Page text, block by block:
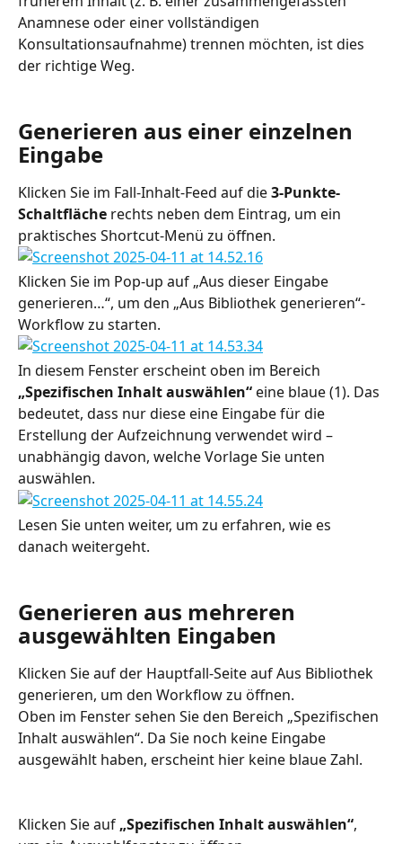
Anamnese oder einer vollständigen
Konsultationsaufnahme) trennen möchten, ist dies
der richtige Weg.
Generieren aus einer einzelnen
Eingabe
Klicken Sie im Fall-Inhalt-Feed auf die 3-Punkte-
Schaltfläche rechts neben dem Eintrag, um ein
praktisches Shortcut-Menü zu öffnen.
Klicken Sie im Pop-up auf „Aus dieser Eingabe
generieren…“, um den „Aus Bibliothek generieren“-
Workflow zu starten.
In diesem Fenster erscheint oben im Bereich
„Spezifischen Inhalt auswählen“ eine blaue (1). Das
bedeutet, dass nur diese eine Eingabe für die
Erstellung der Aufzeichnung verwendet wird –
unabhängig davon, welche Vorlage Sie unten
auswählen.
Lesen Sie unten weiter, um zu erfahren, wie es
danach weitergeht.
Generieren aus mehreren
ausgewählten Eingaben
Klicken Sie auf der Hauptfall-Seite auf Aus Bibliothek
generieren, um den Workflow zu öffnen.
Oben im Fenster sehen Sie den Bereich „Spezifischen
Inhalt auswählen“. Da Sie noch keine Eingabe
ausgewählt haben, erscheint hier keine blaue Zahl.
Klicken Sie auf „Spezifischen Inhalt auswählen“,